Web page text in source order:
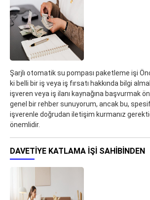
Şarjlı otomatik su pompası paketleme işi
ki belli bir iş veya iş fırsatı hakkında bilgi
işveren veya iş ilanı kaynağına başvurmak
genel bir rehber sunuyorum, ancak bu,
işverenle doğrudan iletişim kurmanız
önemlidir.
DAVETIYE KATLAMA IŞI SAHIBINDEN